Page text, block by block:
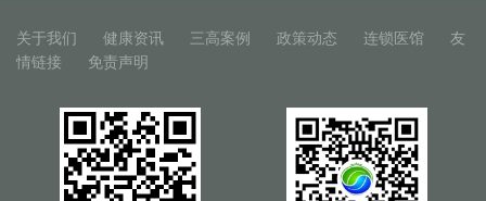
关于我们 健康资讯 三高案例 政策动态 连锁医馆
友
情链接
免责声明